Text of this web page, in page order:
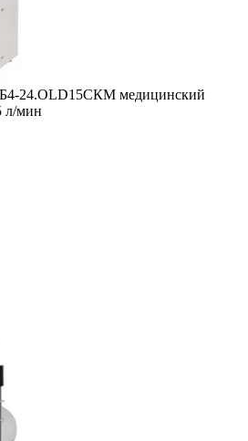
24.OLD15СКМ медицинский
л/мин